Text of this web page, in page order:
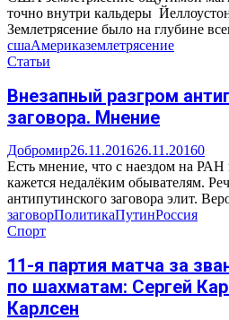
точно внутри кальдеры
Землетрясение было на глубине
сшаАмериказемлетрясение
Статьи
Внезапный разгром
заговора. Мнение
Добромир26.11.201626.11.20160
Есть мнение, что с наездом на РАН
кажется недалёким обывателям.
антипутинского заговора элит.
заговорПолитикаПутинРоссия
Спорт
11-я партия матча за
по шахматам: Сергей
Карлсен